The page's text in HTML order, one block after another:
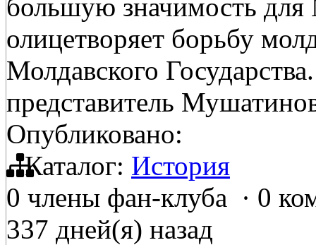
большую значимость
олицетворяет борьбу
Молдавского
представитель
Опубликовано:
Каталог: История
0 члены фан-клуба · 0
337 дней(я) назад